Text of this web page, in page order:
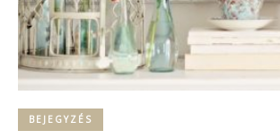
BEJEGYZÉS